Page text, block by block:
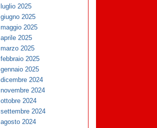
luglio 2025
giugno 2025
maggio 2025
aprile 2025
marzo 2025
febbraio 2025
gennaio 2025
dicembre 2024
novembre 2024
ottobre 2024
settembre 2024
agosto 2024